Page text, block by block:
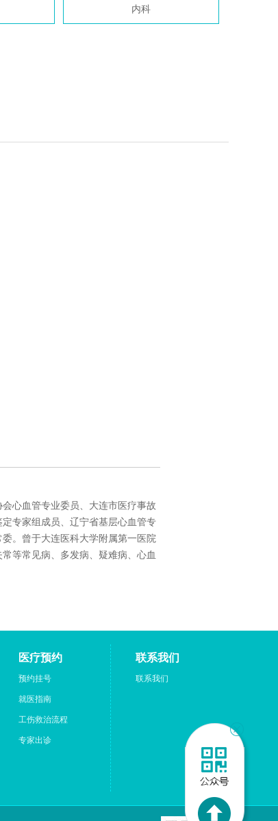
内科
心血管专业委员、大连市医疗事故
专家组成员、辽宁省基层心血管专
。曾于大连医科大学附属第一医院
等常见病、多发病、疑难病、心血
医疗预约
预约挂号
就医指南
工伤救治流程
专家出诊
联系我们
联系我们